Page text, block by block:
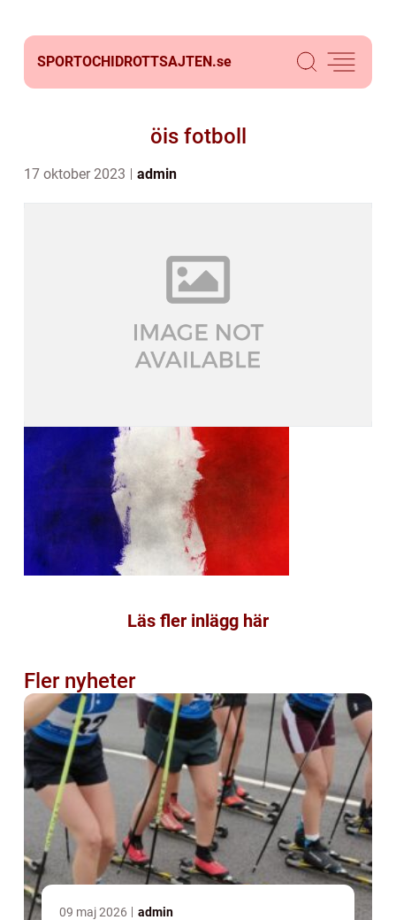
SPORTOCHIDROTTSAJTEN.se
öis fotboll
17 oktober 2023 admin
Läs fler inlägg här
Fler nyheter
09 maj 2026 admin